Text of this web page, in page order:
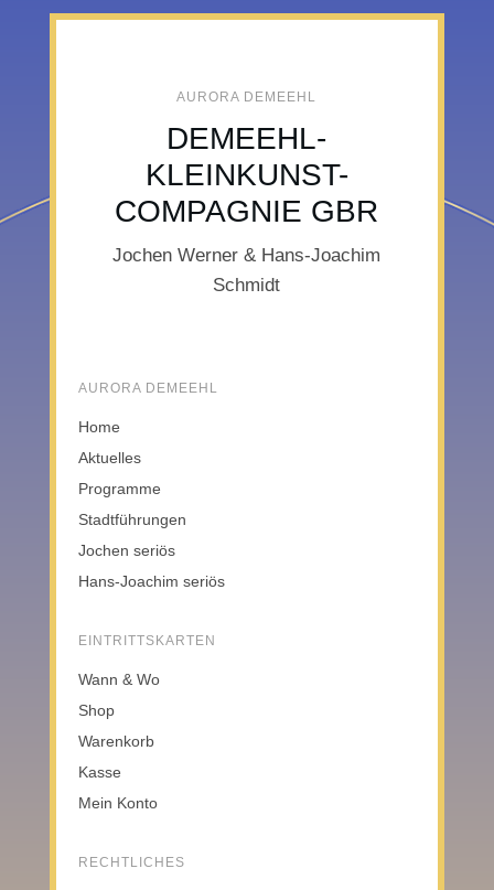
AURORA DEMEEHL
DEMEEHL-
KLEINKUNST-
COMPAGNIE GBR
Jochen Werner & Hans-Joachim
Schmidt
AURORA DEMEEHL
Home
Aktuelles
Programme
Stadtführungen
Jochen seriös
Hans-Joachim seriös
EINTRITTSKARTEN
Wann & Wo
Shop
Warenkorb
Kasse
Mein Konto
RECHTLICHES